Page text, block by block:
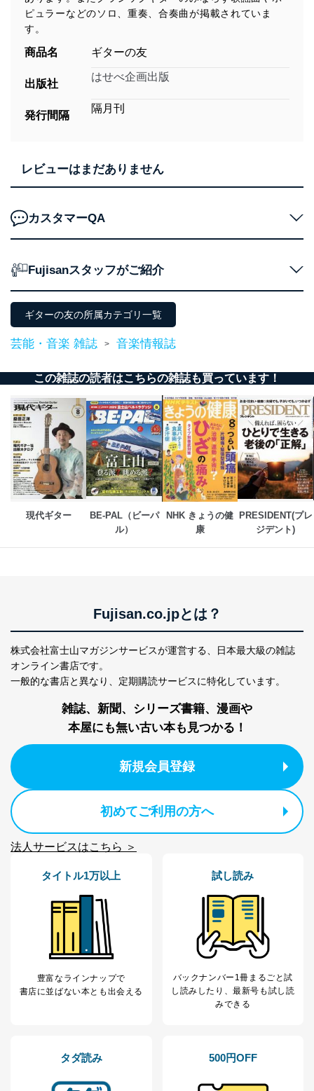
ピュラーなどのソロ、重奏、合奏曲が掲載されていま
す。
商品名 ギターの友
出版社
はせべ企画出版
発行間隔
隔月刊
レビューはまだありません
カスタマーQA
Fujisanスタッフがご紹介
ギターの友の所属カテゴリ一覧
芸能・音楽 雑誌 > 音楽情報誌
この雑誌の読者はこちらの雑誌も買っています！
現代ギター
BE-PAL（ビーパ
ル）
NHK きょうの健
康
PRESIDENT(プレ
ジデント)
Fujisan.co.jpとは？
株式会社富士山マガジンサービスが運営する、
日本最大級の雑誌
オンライン書店です。
一般的な書店と異なり、 定期購読サービスに特化しています。
雑誌、新聞、シリーズ書籍、漫画や
本屋にも無い古い本も見つかる！
新規会員登録
初めてご利用の方へ
法人サービスはこちら ＞
タイトル1万以上
豊富なラインナップで
書店に並ばない本とも出会える
試し読み
バックナンバー1冊まるごと試
し読み したり、最新号も試し読
みできる
タダ読み 500円OFF